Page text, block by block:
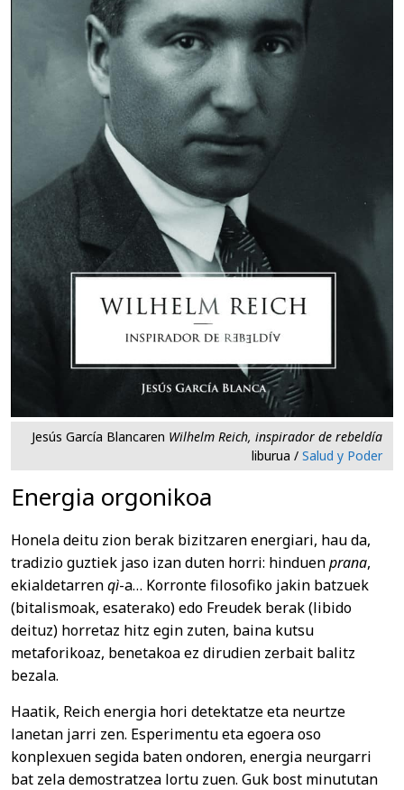
Jesús García Blancaren Wilhelm Reich, inspirador de rebeldía
liburua / Salud y Poder
Energia orgonikoa
Honela deitu zion berak bizitzaren energiari, hau da,
tradizio guztiek jaso izan duten horri: hinduenprana,
ekialdetarrenqì-a… Korronte filosofiko jakin batzuek
(bitalismoak, esaterako) edo Freudek berak (libido
deituz) horretaz hitz egin zuten, baina kutsu
metaforikoaz, benetakoa ez dirudien zerbait balitz
bezala.
Haatik, Reich energia hori detektatze eta neurtze
lanetan jarri zen. Esperimentu eta egoera oso
konplexuen segida baten ondoren, energia neurgarri
bat zela demostratzea lortu zuen. Guk bost minututan